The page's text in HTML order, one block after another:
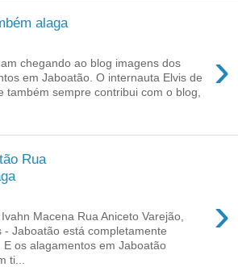
alaga
›
chegando ao blog imagens dos
em Jaboatão. O internauta Elvis de
também sempre contribui com o blog,
Rua
›
Macena Rua Aniceto Varejão,
- Jaboatão está completamente
os alagamentos em Jaboatão
ti...